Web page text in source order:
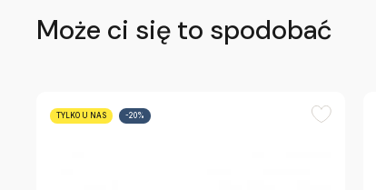
Może ci się to spodobać
TYLKO U NAS -20%